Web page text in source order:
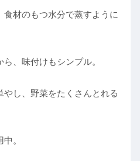
材のもつ水分で蒸すように
、味付けもシンプル。
し、野菜をたくさんとれる
。